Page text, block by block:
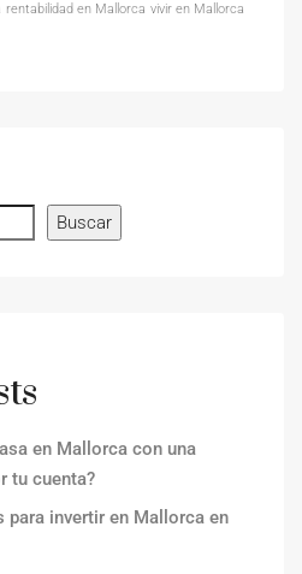
rentabilidad en Mallorca vivir en Mallorca
Buscar
en Mallorca con una
tu cuenta?
para invertir en Mallorca en